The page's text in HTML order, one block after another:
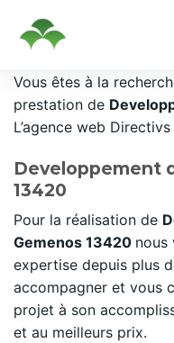
Passer
au
contenu
Vous êtes à la
prestation de
L’agence web
Developpement
13420
Pour la réalisation de
Gemenos 13420 nous
expertise depuis plus
accompagner et vous
projet à son
et au meilleurs prix.